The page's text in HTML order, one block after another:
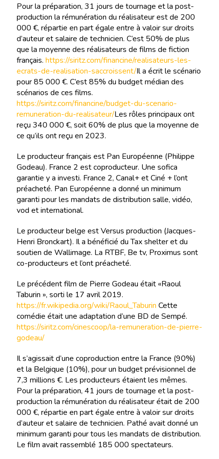
Pour la préparation, 31 jours de tournage et la post-
production la rémunération du réalisateur est de 200
000 €, répartie en part égale entre à valoir sur droits
d’auteur et salaire de technicien. C’est 50% de plus
que la moyenne des réalisateurs de films de fiction
français. https://siritz.com/financine/realisateurs-les-
ecrats-de-realisation-saccroissent/Il a écrit le scénario
pour 85 000 €. C’est 85% du budget médian des
scénarios de ces films.
https://siritz.com/financine/budget-du-scenario-
remuneration-du-realisateur/Les rôles principaux ont
reçu 340 000 €, soit 60% de plus que la moyenne de
ce qu’ils ont reçu en 2023.
Le producteur français est Pan Européenne (Philippe
Godeau). France 2 est coproducteur. Une sofica
garantie y a investi. France 2, Canal+ et Ciné + l’ont
préacheté. Pan Européenne a donné un minimum
garanti pour les mandats de distribution salle, vidéo,
vod et international.
Le producteur belge est Versus production (Jacques-
Henri Bronckart). Il a bénéficié du Tax shelter et du
soutien de Wallimage. La RTBF, Be tv, Proximus sont
co-producteurs et l’ont préacheté.
Le précédent film de Pierre Godeau était «Raoul
Taburin », sorti le 17 avril 2019.
https://fr.wikipedia.org/wiki/Raoul_Taburin Cette
comédie était une adaptation d’une BD de Sempé.
https://siritz.com/cinescoop/la-remuneration-de-pierre-
godeau/
Il s’agissait d’une coproduction entre la France (90%)
et la Belgique (10%), pour un budget prévisionnel de
7,3 millions €. Les producteurs étaient les mêmes.
Pour la préparation, 41 jours de tournage et la post-
production la rémunération du réalisateur était de 200
000 €, répartie en part égale entre à valoir sur droits
d’auteur et salaire de technicien. Pathé avait donné un
minimum garanti pour tous les mandats de distribution.
Le film avait rassemblé 185 000 spectateurs.